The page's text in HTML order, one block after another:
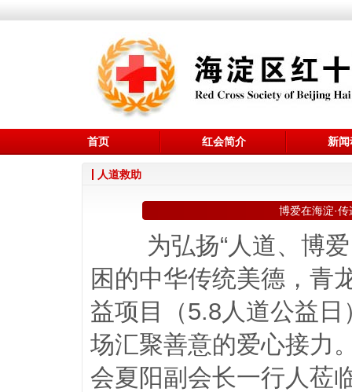
首页 红会简介 新
人道救助
博爱在海淀·
为弘扬“人道、博
困的中华传统美德，青
益项目（5.8人道公益
场汇聚善意的爱心接力
会夏阳副会长一行人莅